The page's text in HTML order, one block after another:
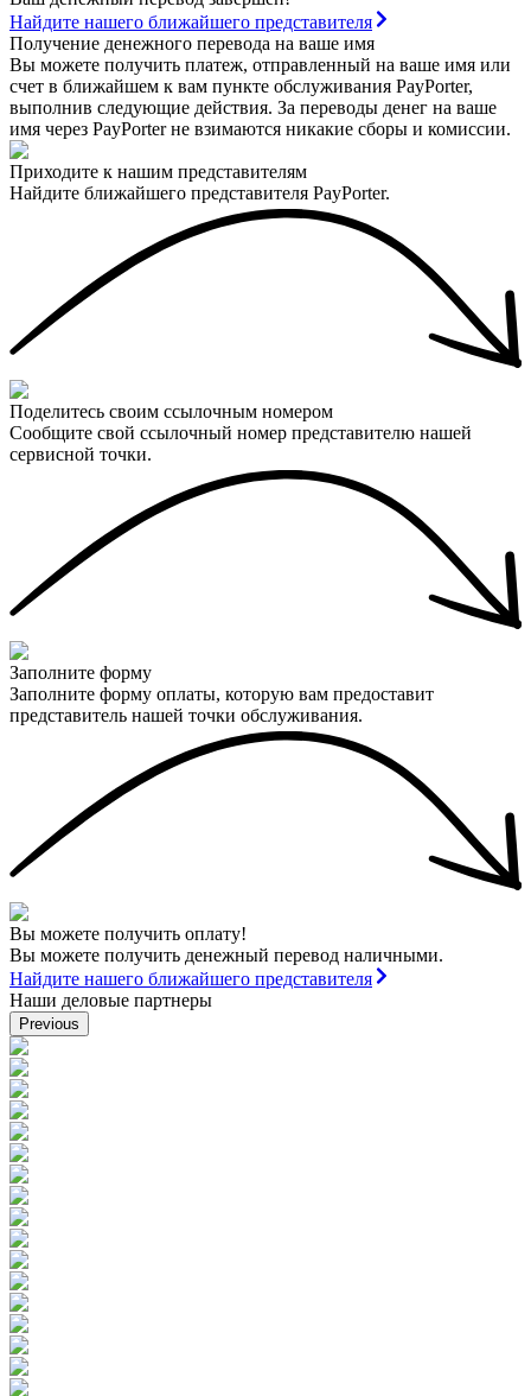
Найдите нашего ближайшего представителя
Получение денежного перевода на ваше имя
Вы можете получить платеж, отправленный на ваше имя или
счет в ближайшем к вам пункте обслуживания PayPorter,
выполнив следующие действия. За переводы денег на ваше
имя через PayPorter не взимаются никакие сборы и комиссии.
Приходите к нашим представителям
Найдите ближайшего представителя PayPorter.
Поделитесь своим ссылочным номером
Сообщите свой ссылочный номер представителю нашей
сервисной точки.
Заполните форму
Заполните форму оплаты, которую вам предоставит
представитель нашей точки обслуживания.
Вы можете получить оплату!
Вы можете получить денежный перевод наличными.
Найдите нашего ближайшего представителя
Наши деловые партнеры
Previous